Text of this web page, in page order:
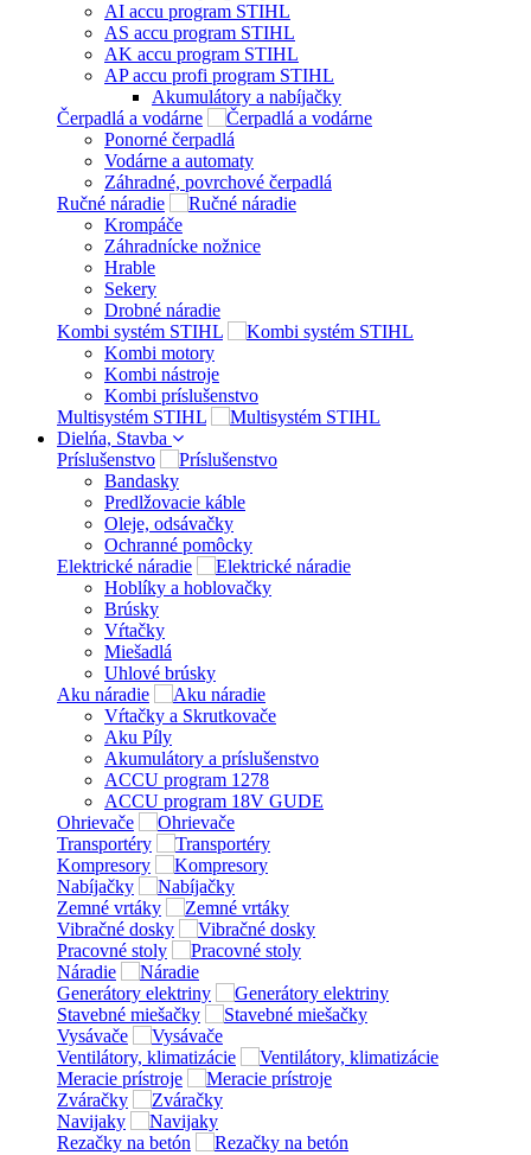
AI accu program STIHL
AS accu program STIHL
AK accu program STIHL
AP accu profi program STIHL
Akumulátory a nabíjačky
Čerpadlá a vodárne
Ponorné čerpadlá
Vodárne a automaty
Záhradné, povrchové čerpadlá
Ručné náradie
Krompáče
Záhradnícke nožnice
Hrable
Sekery
Drobné náradie
Kombi systém STIHL
Kombi motory
Kombi nástroje
Kombi príslušenstvo
Multisystém STIHL
Dielńa, Stavba
Príslušenstvo
Bandasky
Predlžovacie káble
Oleje, odsávačky
Ochranné pomôcky
Elektrické náradie
Hoblíky a hoblovačky
Brúsky
Vŕtačky
Miešadlá
Uhlové brúsky
Aku náradie
Vŕtačky a Skrutkovače
Aku Píly
Akumulátory a príslušenstvo
ACCU program 1278
ACCU program 18V GUDE
Ohrievače
Transportéry
Kompresory
Nabíjačky
Zemné vrtáky
Vibračné dosky
Pracovné stoly
Náradie
Generátory elektriny
Stavebné miešačky
Vysávače
Ventilátory, klimatizácie
Meracie prístroje
Zváračky
Navijaky
Rezačky na betón